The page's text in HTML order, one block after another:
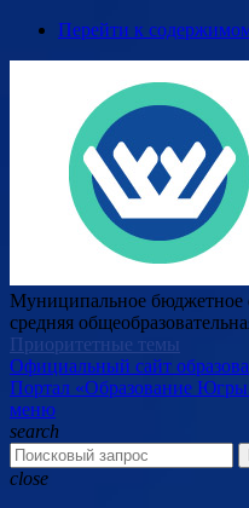
Перейти к
Муниципальное бюджетное
средняя
Приоритетные темы
Официальный сайт
Портал «Образование
меню
search
close